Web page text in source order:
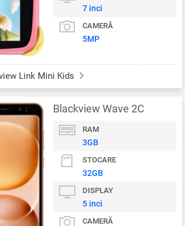
7 inci
CAMERĂ
5MP
Link Mini Kids
Blackview Wave 2C
RAM
3GB
STOCARE
32GB
DISPLAY
5 inci
CAMERĂ